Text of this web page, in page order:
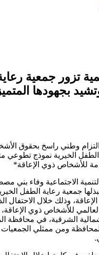
تزور جمعية
بجهودها
وطني راسخ بحقوق
الخيرية نموذج تطوعي
للأشخاص ذوي الإعاقة*
الاجتماعية وفاء بني
تبذلها جمعية رعاية الطفل
وذلك خلال الاحتفال
العالمي للأشخاص ذوي
الشرقية، في محافظة
ومن ممثلي